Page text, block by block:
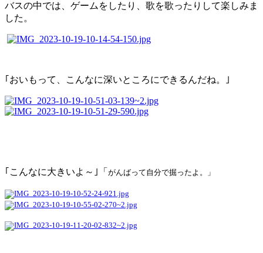
バスの中では、ゲームをしたり、歌を歌ったりして楽しみま
した。
｢おいもって、こんなに深いところにできるんだね。｣
｢こんなに大きいよ～｣「 がんばって自分で掘ったよ。」